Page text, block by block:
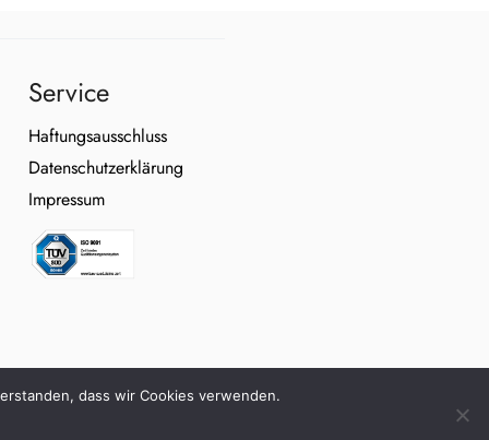
Service
Haftungsausschluss
Datenschutzerklärung
Impressum
dass wir Cookies verwenden.